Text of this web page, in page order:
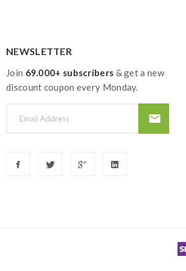
NEWSLETTER
Join 69.000+ subscribers & get a new
discount coupon every Monday.